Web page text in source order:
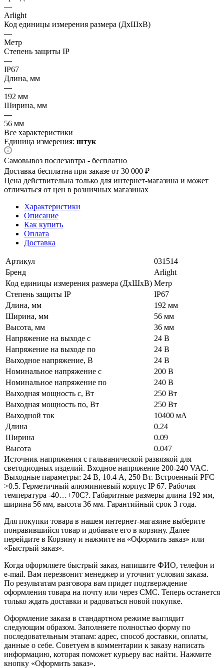
—
Arlight
Код единицы измерения размера (ДхШхВ)
—
Метр
Степень защиты IP
—
IP67
Длина, мм
—
192 мм
Ширина, мм
—
56 мм
Все характеристики
Единица измерения: штук
Самовывоз послезавтра - бесплатно
Доставка бесплатна при заказе от 30 000 ₽
Цена действительна только для интернет-магазина и может
отличаться от цен в розничных магазинах
Характеристики
Описание
Как купить
Оплата
Доставка
Артикул
031514
Бренд
Arlight
Код единицы измерения размера (ДхШхВ) Метр
Степень защиты IP
IP67
Длина, мм
192 мм
Ширина, мм
56 мм
Высота, мм
36 мм
Напряжение на выходе с
24 В
Напряжение на выходе по
24 В
Выходное напряжение, В
24 В
Номинальное напряжение с
200 В
Номинальное напряжение по
240 В
Выходная мощность с, Вт
250 Вт
Выходная мощность по, Вт
250 Вт
Выходной ток
10400 мА
Длина
0.24
Ширина
0.09
Высота
0.047
Источник напряжения с гальванической развязкой для
светодиодных изделий. Входное напряжение 200-240 VAC.
Выходные параметры: 24 В, 10.4 А, 250 Вт. Встроенный PFC
>0.5. Герметичный алюминиевый корпус IP 67. Рабочая
температура -40…+70C?. Габаритные размеры длина 192 мм,
ширина 56 мм, высота 36 мм. Гарантийный срок 3 года.
Для покупки товара в нашем интернет-магазине выберите
понравившийся товар и добавьте его в корзину. Далее
перейдите в Корзину и нажмите на «Оформить заказ» или
«Быстрый заказ».
Когда оформляете быстрый заказ, напишите ФИО, телефон и
e-mail. Вам перезвонит менеджер и уточнит условия заказа.
По результатам разговора вам придет подтверждение
оформления товара на почту или через СМС. Теперь останется
только ждать доставки и радоваться новой покупке.
Оформление заказа в стандартном режиме выглядит
следующим образом. Заполняете полностью форму по
последовательным этапам: адрес, способ доставки, оплаты,
данные о себе. Советуем в комментарии к заказу написать
информацию, которая поможет курьеру вас найти. Нажмите
кнопку «Оформить заказ».